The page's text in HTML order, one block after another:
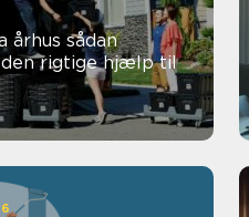
sådan
rigtige hjælp til